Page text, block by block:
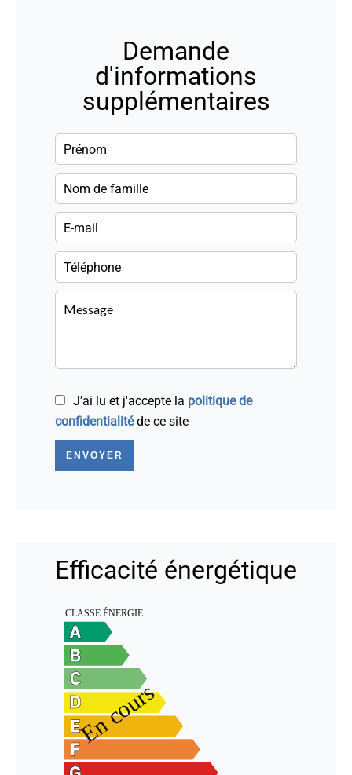
Demande
d'informations
supplémentaires
J’ai lu et j'accepte la politique de
confidentialitéde ce site
ENVOYER
Efficacité énergétique